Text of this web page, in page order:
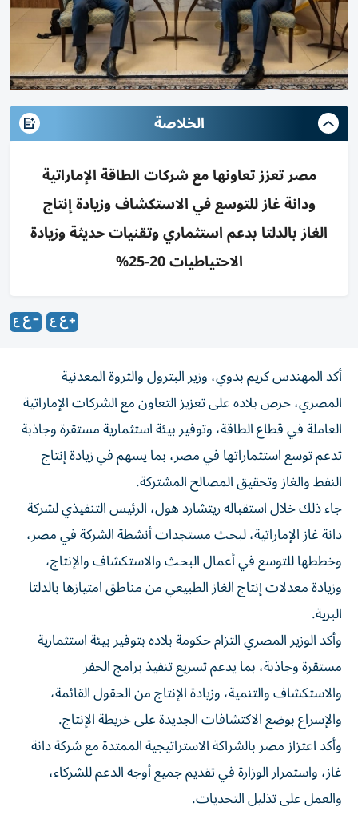
الخلاصة
مصر تعزز تعاونها مع شركات الطاقة الإماراتية
ودانة غاز للتوسع في الاستكشاف وزيادة إنتاج
الغاز بالدلتا بدعم استثماري وتقنيات حديثة وزيادة
الاحتياطيات 20-25%
أكد المهندس كريم بدوي، وزير البترول والثروة المعدنية
المصري، حرص بلاده على تعزيز التعاون مع الشركات الإماراتية
العاملة في قطاع الطاقة، وتوفير بيئة استثمارية مستقرة وجاذبة
تدعم توسع استثماراتها في مصر، بما يسهم في زيادة إنتاج
النفط والغاز وتحقيق المصالح المشتركة.
جاء ذلك خلال استقباله ريتشارد هول، الرئيس التنفيذي لشركة
دانة غاز الإماراتية، لبحث مستجدات أنشطة الشركة في مصر،
وخططها للتوسع في أعمال البحث والاستكشاف والإنتاج،
وزيادة معدلات إنتاج الغاز الطبيعي من مناطق امتيازها بالدلتا
البرية.
وأكد الوزير المصري التزام حكومة بلاده بتوفير بيئة استثمارية
مستقرة وجاذبة، بما يدعم تسريع تنفيذ برامج الحفر
والاستكشاف والتنمية، وزيادة الإنتاج من الحقول القائمة،
والإسراع بوضع الاكتشافات الجديدة على خريطة الإنتاج.
وأكد اعتزاز مصر بالشراكة الاستراتيجية الممتدة مع شركة دانة
غاز، واستمرار الوزارة في تقديم جميع أوجه الدعم للشركاء،
والعمل على تذليل التحديات.